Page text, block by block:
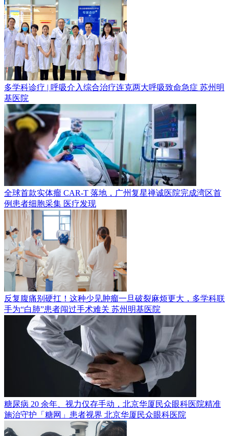
多学科诊疗 | 呼吸介入综合治疗连克两大呼吸致命急症 苏州明
基医院
全球首款实体瘤 CAR-T 落地，广州复星禅诚医院完成湾区首
例患者细胞采集 医疗发现
反复腹痛别硬扛！这种少见肿瘤一旦破裂麻烦更大，多学科联
手为“白肺”患者闯过手术难关 苏州明基医院
糖尿病 20 余年、视力仅存手动，北京华厦民众眼科医院精准
施治守护「糖网」患者视界 北京华厦民众眼科医院